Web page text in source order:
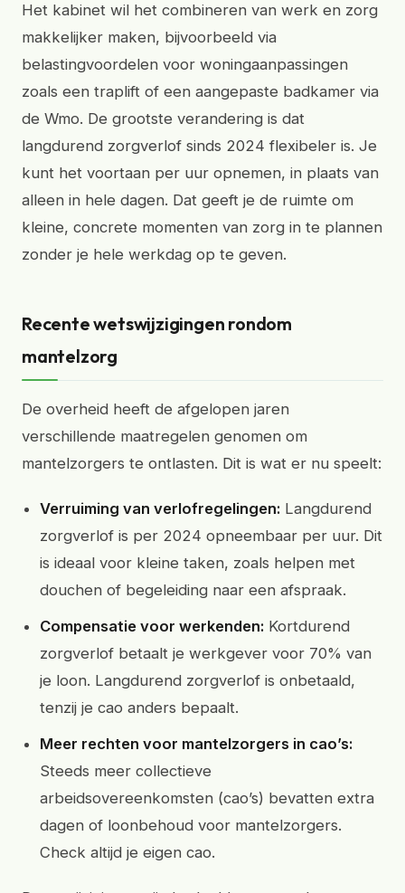
Het kabinet wil het combineren van werk en zorg
makkelijker maken, bijvoorbeeld via
belastingvoordelen voor woningaanpassingen
zoals een traplift of een aangepaste badkamer via
de Wmo. De grootste verandering is dat
langdurend zorgverlof sinds 2024 flexibeler is. Je
kunt het voortaan per uur opnemen, in plaats van
alleen in hele dagen. Dat geeft je de ruimte om
kleine, concrete momenten van zorg in te plannen
zonder je hele werkdag op te geven.
Recente wetswijzigingen rondom
mantelzorg
De overheid heeft de afgelopen jaren
verschillende maatregelen genomen om
mantelzorgers te ontlasten. Dit is wat er nu speelt:
Verruiming van verlofregelingen: Langdurend
zorgverlof is per 2024 opneembaar per uur. Dit
is ideaal voor kleine taken, zoals helpen met
douchen of begeleiding naar een afspraak.
Compensatie voor werkenden: Kortdurend
zorgverlof betaalt je werkgever voor 70% van
je loon. Langdurend zorgverlof is onbetaald,
tenzij je cao anders bepaalt.
Meer rechten voor mantelzorgers in cao’s:
Steeds meer collectieve
arbeidsovereenkomsten (cao’s) bevatten extra
dagen of loonbehoud voor mantelzorgers.
Check altijd je eigen cao.